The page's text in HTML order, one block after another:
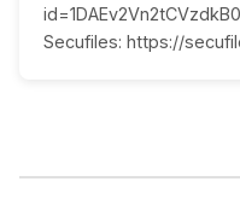
Secufiles: https://